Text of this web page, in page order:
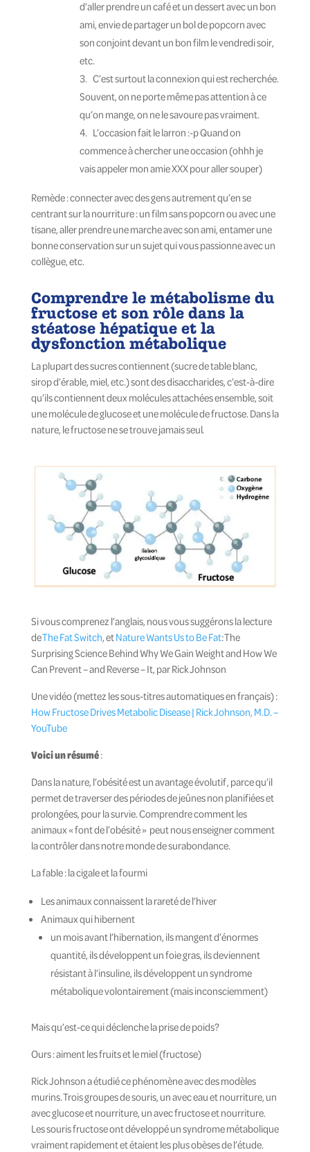
d’aller prendre un café et un dessert avec un bon
ami, envie de partager un bol de popcorn avec
son conjoint devant un bon film le vendredi soir,
etc.
C’est surtout la connexion qui est recherchée.
Souvent, on ne porte même pas attention à ce
qu’on mange, on ne le savoure pas vraiment.
L’occasion fait le larron :-p Quand on
commence à chercher une occasion (ohhh je
vais appeler mon amie XXX pour aller souper)
Remède : connecter avec des gens autrement qu’en se
centrant sur la nourriture : un film sans popcorn ou avec une
tisane, aller prendre une marche avec son ami, entamer une
bonne conservation sur un sujet qui vous passionne avec un
collègue, etc.
Comprendre le métabolisme du
fructose et son rôle dans la
stéatose hépatique et la
dysfonction métabolique
La plupart des sucres contiennent (sucre de table blanc,
sirop d’érable, miel, etc.) sont des disaccharides, c’est-à-dire
qu’ils contiennent deux molécules attachées ensemble, soit
une molécule de glucose et une molécule de fructose. Dans la
nature, le fructose ne se trouve jamais seul.
Si vous comprenez l’anglais, nous vous suggérons la lecture
deThe Fat Switch, etNature Wants Us to Be Fat: The
Surprising Science Behind Why We Gain Weight and How We
Can Prevent – and Reverse – It, par Rick Johnson
Une vidéo (mettez les sous-titres automatiques en français) :
How Fructose Drives Metabolic Disease | Rick Johnson, M.D. –
YouTube
Voici un résumé:
Dans la nature, l’obésité est un avantage évolutif, parce qu’il
permet de traverser des périodes de jeûnes non planifiées et
prolongées, pour la survie. Comprendre comment les
animaux « font de l’obésité » peut nous enseigner comment
la contrôler dans notre monde de surabondance.
La fable : la cigale et la fourmi
Les animaux connaissent la rareté de l’hiver
Animaux qui hibernent
un mois avant l’hibernation, ils mangent d’énormes
quantité, ils développent un foie gras, ils deviennent
résistant à l’insuline, ils développent un syndrome
métabolique volontairement (mais inconsciemment)
Mais qu’est-ce qui déclenche la prise de poids?
Ours : aiment les fruits et le miel (fructose)
Rick Johnson a étudié ce phénomène avec des modèles
murins. Trois groupes de souris, un avec eau et nourriture, un
avec glucose et nourriture, un avec fructose et nourriture.
Les souris fructose ont développé un syndrome métabolique
vraiment rapidement et étaient les plus obèses de l’étude.